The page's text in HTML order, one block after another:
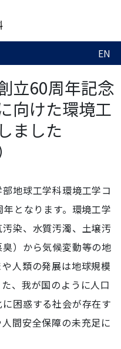
EN
立60周年記念
向けた環境工
ました
地球工学科環境工学コ
となります。環境工学
染、水質汚濁、土壌汚
）から気候変動等の地
人類の発展は地球規模
、我が国のように人口
困惑する社会が存在す
間安全保障の未充足に